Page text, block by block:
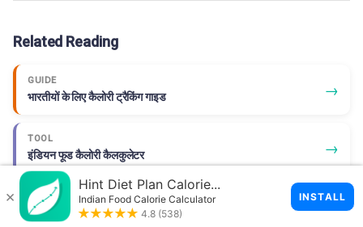
Related Reading
GUIDE
भारतीयों के लिए कैलोरी ट्रैकिंग गाइड →
TOOL
इंडियन फूड कैलोरी कैलकुलेटर →
BLOG
पुश अप्स से बर्न होने वाली कैलोरी, फायदे और वेरिएशन →